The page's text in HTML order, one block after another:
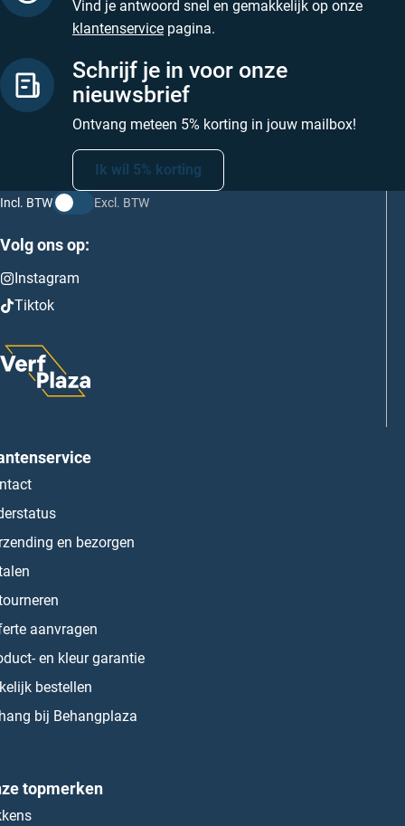
Vind je antwoord snel en gemakkelijk op onze
klantenservice pagina.
Schrijf je in voor onze
nieuwsbrief
Ontvang meteen 5% korting in jouw mailbox!
Ik wil 5% korting
Incl. BTW Excl. BTW
Volg ons op:
Instagram
Tiktok
en bezorgen
aanvragen
en kleur garantie
bestellen
bij Behangplaza
topmerken